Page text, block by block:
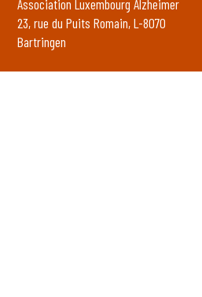
Association Luxembourg Alzheimer
23, rue du Puits Romain, L-8070
Bartringen